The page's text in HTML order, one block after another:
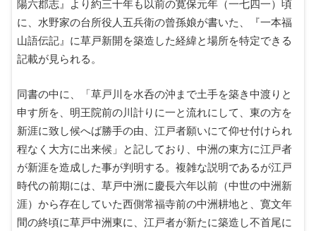
陽六郡志』より約三十年も以前の寛保元年（一七四一）頃
に、水野家の台所役人五兵衛の曾孫娘が書いた、『一本福
山語伝記』に草戸新開を築造した経緯と場所を特定できる
記載が見られる。
同書の中に、「草戸川を水呑の沖まで土手を築き中渡りと
申す所を、明王院前の川計りに一と流れにして、東の方を
新涯に致し候へば勝手の由、江戸者願いにて仰せ付けられ
程なく大方に出来候」と記しており、中洲の東方に江戸者
が新涯を造成した事が判明する。複雑な説明であるが江戸
時代の前期には、草戸中洲に慶長六年以前（中世の中洲新
涯）から存在していた西側常福寺前の中洲耕地と、寛文年
間の終頃に草戸中洲東に、江戸者が新たに築造し不首尾に